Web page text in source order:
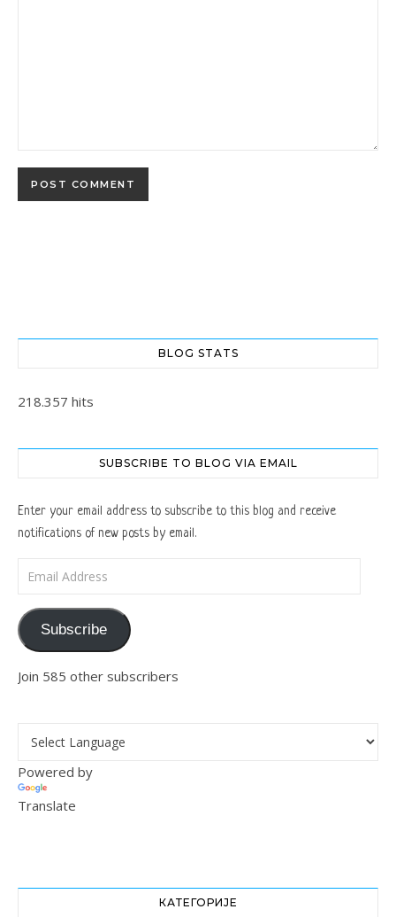
BLOG STATS
218.357 hits
SUBSCRIBE TO BLOG VIA EMAIL
Enter your email address to subscribe to this blog and receive
notifications of new posts by email.
Subscribe
Join 585 other subscribers
Powered by
Translate
КАТЕГОРИЈЕ